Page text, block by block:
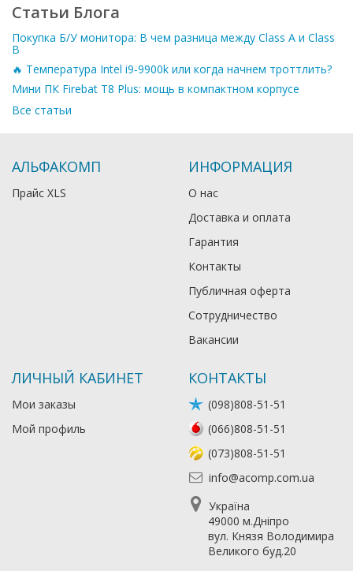
Статьи Блога
Покупка Б/У монитора: В чем разница между Class A и Class
B
🔥 Температура Intel i9-9900k или когда начнем троттлить?
Мини ПК Firebat T8 Plus: мощь в компактном корпусе
Все статьи
АЛЬФАКОМП
Прайс XLS
ИНФОРМАЦИЯ
О нас
Доставка и оплата
Гарантия
Контакты
Публичная оферта
Сотрудничество
Вакансии
ЛИЧНЫЙ КАБИНЕТ
Мои заказы
Мой профиль
КОНТАКТЫ
(098)808-51-51
(066)808-51-51
(073)808-51-51
info@acomp.com.ua
Україна
49000 м.Дніпро
вул. Князя Володимира
Великого буд.20